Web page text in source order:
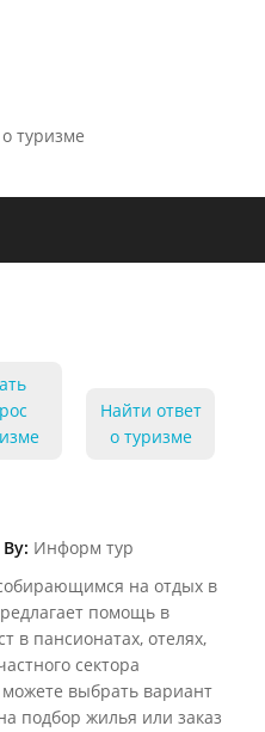
туризме
Найти ответ
о туризме
By: Информ тур
на отдых в
помощь в
в пансионатах, отелях,
сектора
выбрать вариант
подбор жилья или заказ